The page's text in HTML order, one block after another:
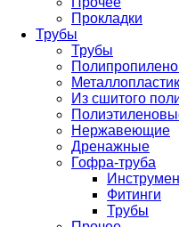
Прокладки
Трубы
Трубы
Из сшитого
Нержавеющие
Дренажные
Гофра-труба
Фитинги
Трубы